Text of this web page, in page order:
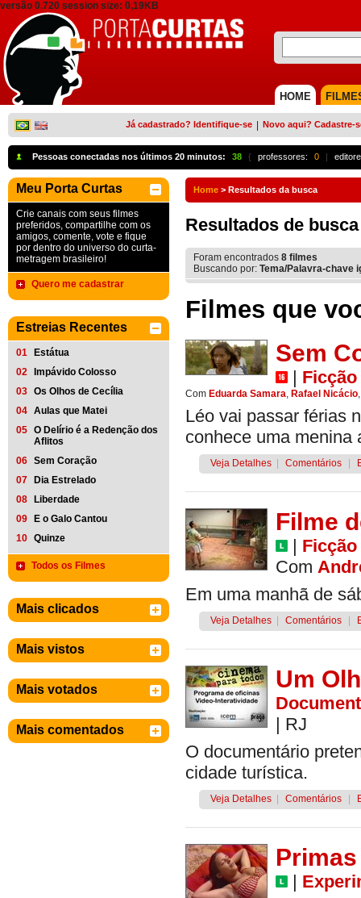
versão 0.720 session size: 0,19KB
HOME
Já cadastrado? Identifique-se Novo aqui? Cadastre-
Pessoas conectadas nos últimos 20 minutos: 38 { professores: 0 |
Meu Porta Curtas
Crie canais com seus filmes
preferidos, compartilhe com os
amigos, comente, vote e fique
por dentro do universo do curta-
metragem brasileiro!
Quero me cadastrar
Estreias Recentes
01
Estátua
02
Impávido Colosso
03 Os Olhos de Cecília
04 Aulas que Matei
05 O Delírio é a Redenção dos
Aflitos
06 Sem Coração
07
Dia Estrelado
08
Liberdade
09
E o Galo Cantou
10 Quinze
Todos os Filmes
Mais clicados
Mais vistos
Mais votados
Mais comentados
Home > Resultados da busca
Resultados de busca
Foram encontrados 8 filmes
Buscando por: Tema/Palavra-chave
Filmes que
Sem
| Ficção
Com Eduarda Samara, Rafael Nicácio
Léo vai passar férias
conhece uma menina
Veja Detalhes Comentários
Filme
| Ficção
Com
Em uma manhã de
Veja Detalhes Comentários
Um
| RJ
O documentário
cidade turística.
Veja Detalhes Comentários
Primas
|